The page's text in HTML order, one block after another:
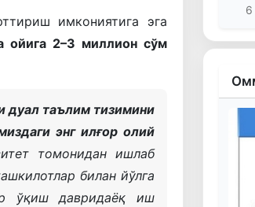
имкониятига эга
ойига 2–3 миллион сўм
дуал таълим тизимини
энг илғор олий
томонидан ишлаб
билан йўлга
ўқиш давридаёқ иш
6